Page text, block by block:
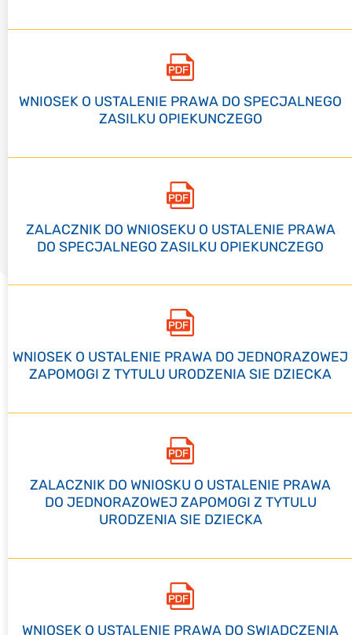
WNIOSEK O USTALENIE PRAWA DO SPECJALNEGO
ZASILKU OPIEKUNCZEGO
ZALACZNIK DO WNIOSEKU O USTALENIE PRAWA
DO SPECJALNEGO ZASILKU OPIEKUNCZEGO
WNIOSEK O USTALENIE PRAWA DO JEDNORAZOWEJ
ZAPOMOGI Z TYTULU URODZENIA SIE DZIECKA
ZALACZNIK DO WNIOSKU O USTALENIE PRAWA
DO JEDNORAZOWEJ ZAPOMOGI Z TYTULU
URODZENIA SIE DZIECKA
WNIOSEK O USTALENIE PRAWA DO SWIADCZENIA